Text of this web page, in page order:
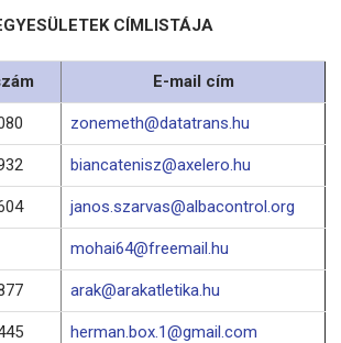
CÍMLISTÁJA
E-mail cím
zonemeth@datatrans.hu
biancatenisz@axelero.hu
janos.szarvas@albacontrol.org
mohai64@freemail.hu
arak@arakatletika.hu
herman.box.1@gmail.com